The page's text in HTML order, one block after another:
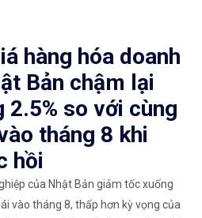
hàng hóa doanh
Bản chậm lại
2.5% so với cùng
tháng 8 khi
hồi
của Nhật Bản giảm tốc xuống
vào tháng 8, thấp hơn kỳ vọng của